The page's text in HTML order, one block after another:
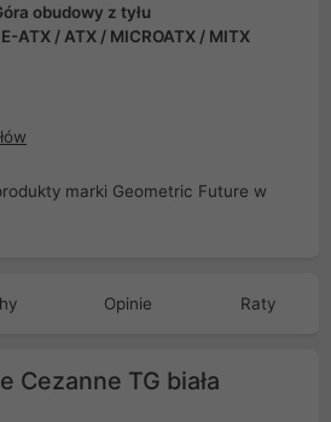
obudowy z tyłu
E-ATX / ATX / MICROATX / MITX
Opinie Raty
Cezanne TG biała